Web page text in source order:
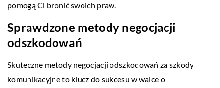
pomogą Ci bronić swoich praw.
Sprawdzone metody negocjacji
odszkodowań
Skuteczne metody negocjacji odszkodowań za szkody
komunikacyjne to klucz do sukcesu w walce o